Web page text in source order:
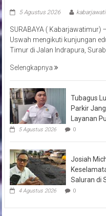
5 Agustus 2026
SURABAYA ( Kabarjawatimur)
Uswah mengikuti kunjungan
Timur di Jalan Indrapura,
Selengkapnya
Tubagus
Parkir
Layanan
5 Agustus 2026 0
Josiah
Saluran di
4 Agustus 2026 0